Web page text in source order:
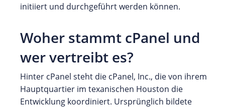
initiiert und durchgeführt werden können.
Woher stammt cPanel und
wer vertreibt es?
Hinter cPanel steht die cPanel, Inc., die von ihrem
Hauptquartier im texanischen Houston die
Entwicklung koordiniert. Ursprünglich bildete